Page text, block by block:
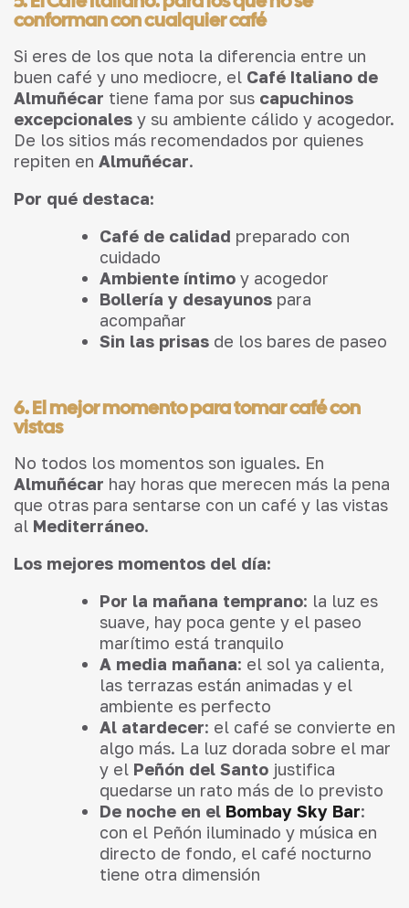
conforman con cualquier café
Si eres de los que nota la diferencia entre un
buen café y uno mediocre, el Café Italiano de
Almuñécar tiene fama por sus capuchinos
excepcionales y su ambiente cálido y acogedor.
De los sitios más recomendados por quienes
repiten en Almuñécar.
Por qué destaca:
Café de calidad preparado con
cuidado
Ambiente íntimo y acogedor
Bollería y desayunos para
acompañar
Sin las prisas de los bares de paseo
6. El mejor momento para tomar café con
vistas
No todos los momentos son iguales. En
Almuñécar hay horas que merecen más la pena
que otras para sentarse con un café y las vistas
al Mediterráneo.
Los mejores momentos del día:
Por la mañana temprano: la luz es
suave, hay poca gente y el paseo
marítimo está tranquilo
A media mañana: el sol ya calienta,
las terrazas están animadas y el
ambiente es perfecto
Al atardecer: el café se convierte en
algo más. La luz dorada sobre el mar
y el Peñón del Santo justifica
quedarse un rato más de lo previsto
De noche en el Bombay Sky Bar:
con el Peñón iluminado y música en
directo de fondo, el café nocturno
tiene otra dimensión